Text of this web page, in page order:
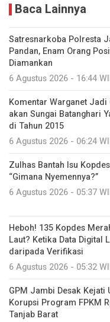
Baca Lainnya
Satresnarkoba Polresta
Pandan, Enam Orang
Diamankan
6 Agustus 2026 - 16:44
Komentar Warganet
akan Sungai Batanghari
di Tahun 2015
6 Agustus 2026 - 06:24
Zulhas Bantah Isu
“Gimana Nyemennya?”
6 Agustus 2026 - 05:37
Heboh! 135 Kopdes
Laut? Ketika Data Digital
daripada Verifikasi
6 Agustus 2026 - 05:32
GPM Jambi Desak Kejati
Korupsi Program FPKM
Tanjab Barat